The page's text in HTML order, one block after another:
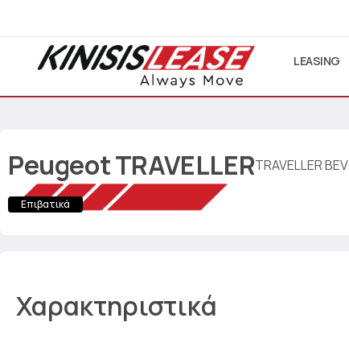
LEASING
PeugeotTRAVELLERTRAVELLER
Επιβατικά
Χαρακτηριστικά